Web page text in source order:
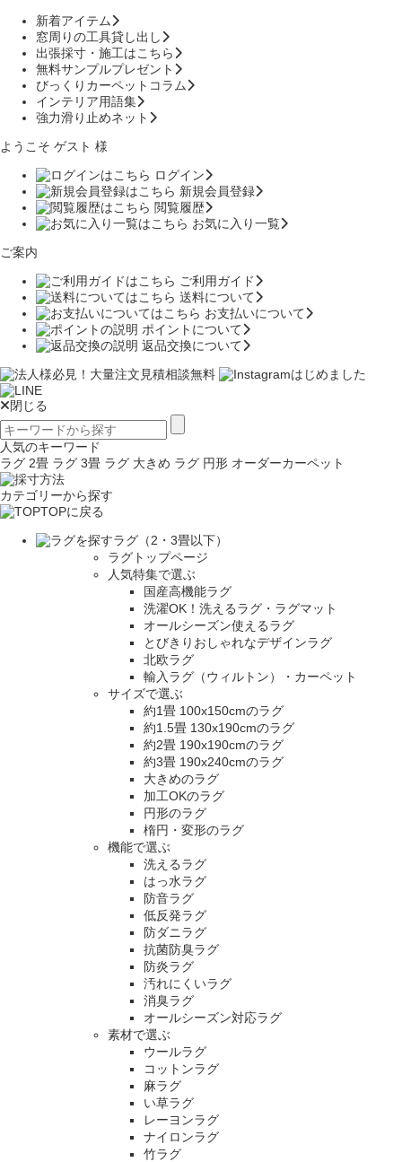
新着アイテム
窓周りの工具貸し出し
出張採寸・施工はこちら
無料サンプルプレゼント
びっくりカーペットコラム
インテリア用語集
強力滑り止めネット
ようこそ ゲスト 様
ログイン
新規会員登録
閲覧履歴
お気に入り一覧
ご案内
ご利用ガイド
送料について
お支払いについて
ポイントについて
返品交換について
閉じる
人気のキーワード
ラグ 2畳 ラグ 3畳 ラグ 大きめ ラグ 円形 オーダーカーペット
カテゴリーから探す
TOPに戻る
ラグ（2・3畳以下）
ラグトップページ
人気特集で選ぶ
国産高機能ラグ
洗濯OK！洗えるラグ・ラグマット
オールシーズン使えるラグ
とびきりおしゃれなデザインラグ
北欧ラグ
輸入ラグ（ウィルトン）・カーペット
サイズで選ぶ
約1畳 100x150cmのラグ
約1.5畳 130x190cmのラグ
約2畳 190x190cmのラグ
約3畳 190x240cmのラグ
大きめのラグ
加工OKのラグ
円形のラグ
楕円・変形のラグ
機能で選ぶ
洗えるラグ
はっ水ラグ
防音ラグ
低反発ラグ
防ダニラグ
抗菌防臭ラグ
防炎ラグ
汚れにくいラグ
消臭ラグ
オールシーズン対応ラグ
素材で選ぶ
ウールラグ
コットンラグ
麻ラグ
い草ラグ
レーヨンラグ
ナイロンラグ
竹ラグ